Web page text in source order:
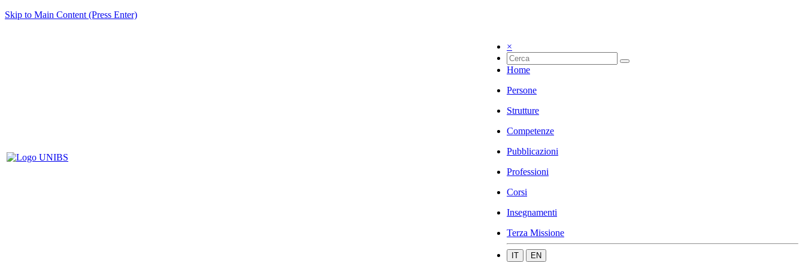
Skip to Main Content (Press Enter)
×
Home
Persone
Strutture
Competenze
Pubblicazioni
Professioni
Corsi
Insegnamenti
Terza Missione
IT EN